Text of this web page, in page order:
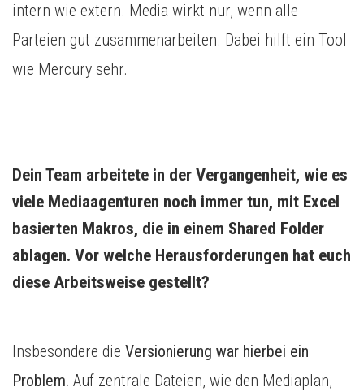
intern wie extern. Media wirkt nur, wenn alle
Parteien gut zusammenarbeiten. Dabei hilft ein Tool
wie Mercury sehr.
Dein Team arbeitete in der Vergangenheit, wie es
viele Mediaagenturen noch immer tun, mit Excel
basierten Makros, die in einem Shared Folder
ablagen. Vor welche Herausforderungen hat euch
diese Arbeitsweise gestellt?
Insbesondere die Versionierung war hierbei ein
Problem. Auf zentrale Dateien, wie den Mediaplan,